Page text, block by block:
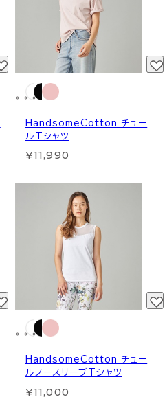
HandsomeCotton チュー
ルTシャツ
¥11,990
HandsomeCotton チュー
ルノースリーブTシャツ
¥11,000